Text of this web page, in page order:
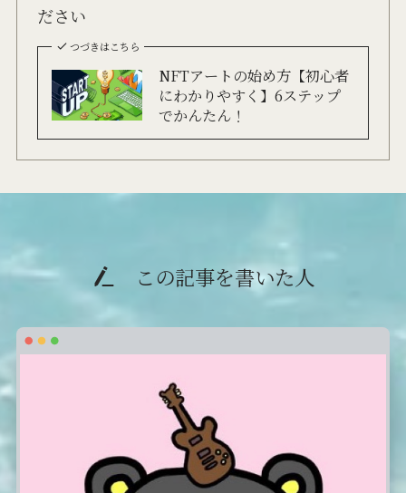
ださい
つづきはこちら
NFTアートの始め方【初心者
にわかりやすく】6ステップ
でかんたん！
この記事を書いた人